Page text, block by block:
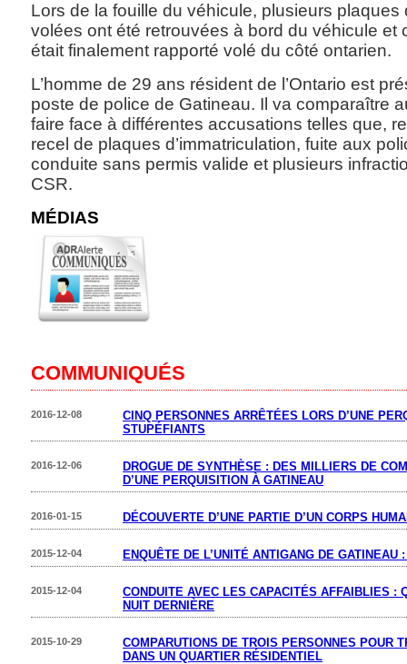
Lors de la fouille du véhicule, plusieurs plaques
volées ont été retrouvées à bord du véhicule et
était finalement rapporté volé du côté ontarien.
L’homme de 29 ans résident de l’Ontario est
poste de police de Gatineau. Il va comparaître
faire face à différentes accusations telles que,
recel de plaques d’immatriculation, fuite aux
conduite sans permis valide et plusieurs
CSR.
MÉDIAS
COMMUNIQUÉS
CINQ PERSONNES ARRÊTÉES LORS D’UNE
STUPÉFIANTS
2016-12-08
DROGUE DE SYNTHÈSE : DES MILLIERS DE
D’UNE PERQUISITION À GATINEAU
2016-12-06
DÉCOUVERTE D’UNE PARTIE D’UN CORPS
2016-01-15
ENQUÊTE DE L’UNITÉ ANTIGANG DE GATINEAU
2015-12-04
CONDUITE AVEC LES CAPACITÉS AFFAIBLIES :
NUIT DERNIÈRE
2015-12-04
COMPARUTIONS DE TROIS PERSONNES POUR
DANS UN QUARTIER RÉSIDENTIEL
2015-10-29